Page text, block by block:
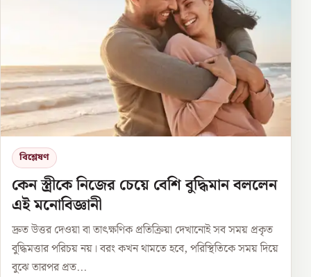
বিশ্লেষণ
কেন স্ত্রীকে নিজের চেয়ে বেশি বুদ্ধিমান বললেন
এই মনোবিজ্ঞানী
দ্রুত উত্তর দেওয়া বা তাৎক্ষণিক প্রতিক্রিয়া দেখানোই সব সময় প্রকৃত
বুদ্ধিমত্তার পরিচয় নয়। বরং কখন থামতে হবে, পরিস্থিতিকে সময় দিয়ে
বুঝে তারপর প্রত...